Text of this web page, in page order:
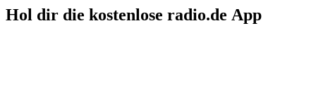
Hol dir die kostenlose radio.de App